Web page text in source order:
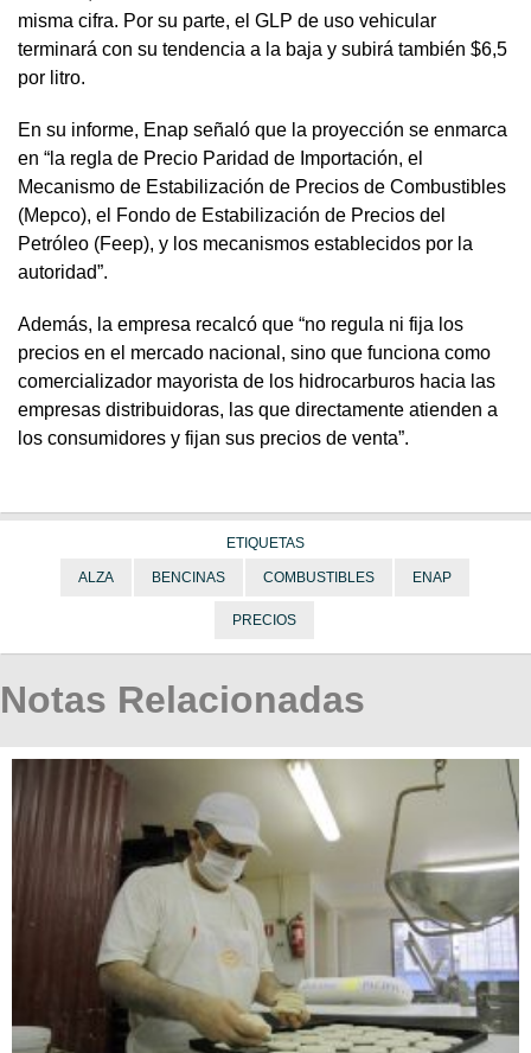
misma cifra. Por su parte, el GLP de uso vehicular
terminará con su tendencia a la baja y subirá también $6,5
por litro.
En su informe, Enap señaló que la proyección se enmarca
en “la regla de Precio Paridad de Importación, el
Mecanismo de Estabilización de Precios de Combustibles
(Mepco), el Fondo de Estabilización de Precios del
Petróleo (Feep), y los mecanismos establecidos por la
autoridad”.
Además, la empresa recalcó que “no regula ni fija los
precios en el mercado nacional, sino que funciona como
comercializador mayorista de los hidrocarburos hacia las
empresas distribuidoras, las que directamente atienden a
los consumidores y fijan sus precios de venta”.
ETIQUETAS
ALZA BENCINAS COMBUSTIBLES ENAP
PRECIOS
Notas Relacionadas